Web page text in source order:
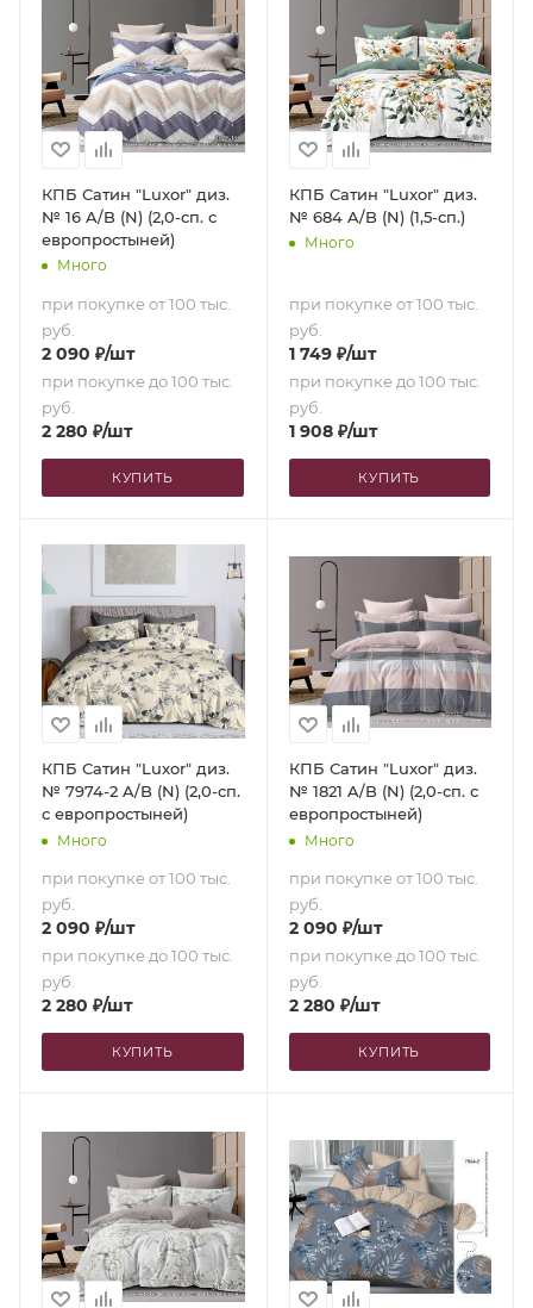
КПБ Сатин "Luxor" диз.
№ 16 A/B (N) (2,0-сп. с
европростыней)
Много
при покупке от 100 тыс.
руб.
2 090 ₽/шт
при покупке до 100 тыс.
руб.
2 280 ₽/шт
КУПИТЬ
КПБ Сатин "Luxor" диз.
№ 684 A/B (N) (1,5-сп.)
Много
при покупке от 100 тыс.
руб.
1 749₽/шт
при покупке до 100 тыс.
руб.
1 908₽/шт
КУПИТЬ
КПБ Сатин "Luxor" диз.
№ 7974-2 A/B (N) (2,0-сп.
с европростыней)
Много
при покупке от 100 тыс.
руб.
2 090 ₽/шт
при покупке до 100 тыс.
руб.
2 280 ₽/шт
КУПИТЬ
КПБ Сатин "Luxor" диз.
№ 1821 A/B (N) (2,0-сп. с
европростыней)
Много
при покупке от 100 тыс.
руб.
2 090 ₽/шт
при покупке до 100 тыс.
руб.
2 280 ₽/шт
КУПИТЬ